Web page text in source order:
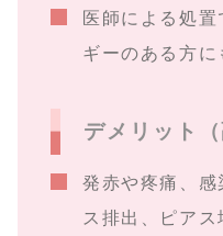
医師による処
ギーのある方に
デメリット（
発赤や疼痛、感
ス排出、ピア